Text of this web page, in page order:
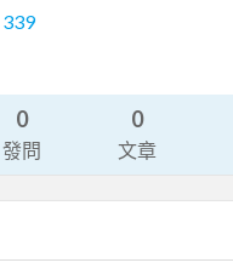
339
0
發問
0
文章